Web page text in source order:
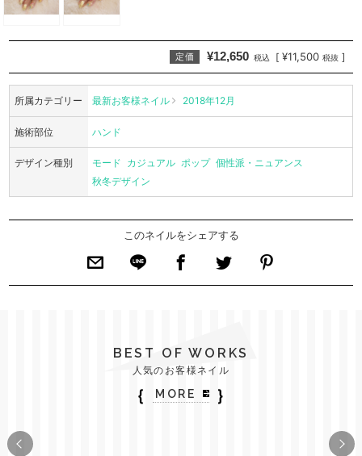
定価 ¥12,650 税込 [ ¥11,500 税抜 ]
所属カテゴリー 最新お客様ネイル 2018年12月
施術部位 ハンド
デザイン種別 モード カジュアル ポップ 個性派・ニュアンス
秋冬デザイン
このネイルをシェアする
BEST OF WORKS
人気のお客様ネイル
｛ MORE ｝